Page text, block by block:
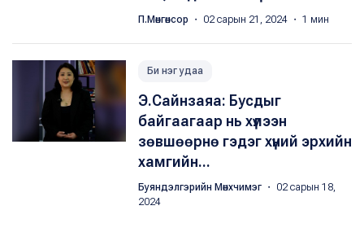
П.Мөнгөнсор ・ 02 сарын 21, 2024 ・ 1 мин
Би нэг удаа
Э.Сайнзаяа: Бусдыг
байгаагаар нь хүлээн
зөвшөөрнө гэдэг хүний эрхийн
хамгийн...
Буяндэлгэрийн Мөнхчимэг ・ 02 сарын 18,
2024